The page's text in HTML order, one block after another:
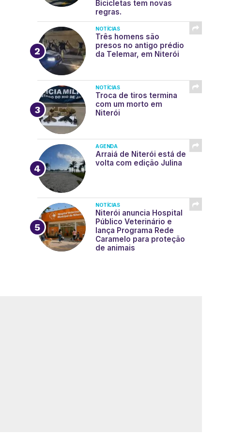
Bicicletas tem novas
regras.
NOTÍCIAS
Três homens são
presos no antigo prédio
da Telemar, em Niterói
NOTÍCIAS
Troca de tiros termina
com um morto em
Niterói
AGENDA
Arraiá de Niterói está de
volta com edição Julina
NOTÍCIAS
Niterói anuncia Hospital
Público Veterinário e
lança Programa Rede
Caramelo para proteção
de animais